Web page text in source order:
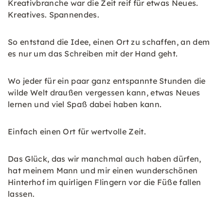
Kreativbranche war die Zeit reif für etwas Neues.
Kreatives. Spannendes.
So entstand die Idee, einen Ort zu schaffen, an dem
es nur um das Schreiben mit der Hand geht.
Wo jeder für ein paar ganz entspannte Stunden die
wilde Welt draußen vergessen kann, etwas Neues
lernen und viel Spaß dabei haben kann.
Einfach einen Ort für wertvolle Zeit.
Das Glück, das wir manchmal auch haben dürfen,
hat meinem Mann und mir einen wunderschönen
Hinterhof im quirligen Flingern vor die Füße fallen
lassen.